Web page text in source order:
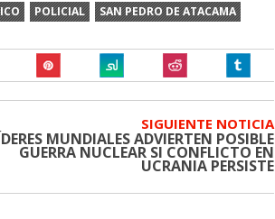
POLICIAL SAN PEDRO DE ATACAMA
SIGUIENTE NOTICIA
MUNDIALES ADVIERTEN POSIBLE
GUERRA NUCLEAR SI CONFLICTO EN
UCRANIA PERSISTE